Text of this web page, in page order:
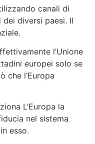
canali di
diversi paesi. Il
l’Unione
europei solo se
che l’Europa
L’Europa la
nel sistema
esso.